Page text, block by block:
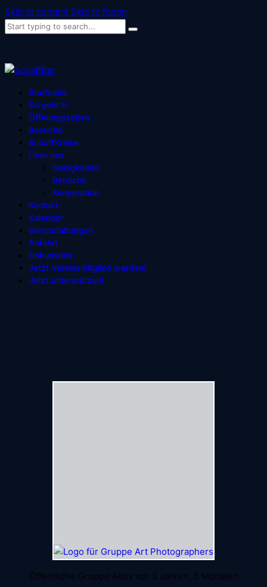
Skip to content Skip to footer
Startseite
So geht’s!
Öffnungszeiten
Bereiche
SchaffKreise
Über uns
Neuigkeiten
Bereiche
Kooperation
Kontakt
Kalender
Veranstaltungen
Anfahrt
Dokumente
Jetzt Vereinsmitglied werden!
Jetzt unterstützen!
Öffentliche Gruppe Aktiv vor 3 Jahren, 5 Monaten